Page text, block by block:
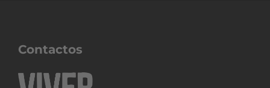
Contactos